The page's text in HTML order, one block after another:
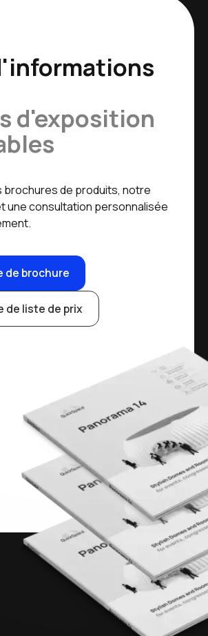
d'exposition
brochures de produits, notre
une consultation personnalisée
de brochure
de liste de prix